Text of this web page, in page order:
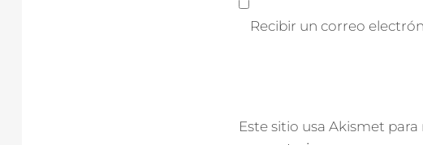
Recibir un correo
Este sitio usa Akismet